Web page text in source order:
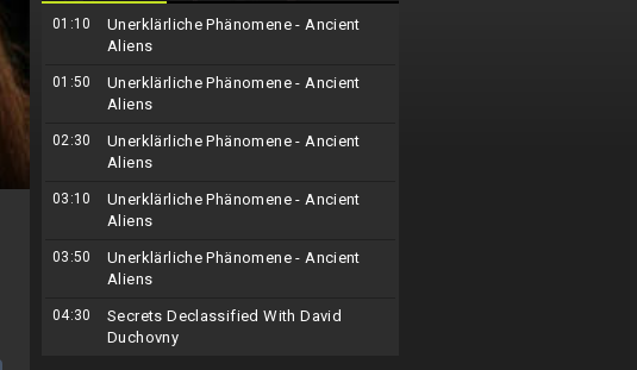
01:10
Unerklärliche Phänomene - Ancient
Aliens
01:50
Unerklärliche Phänomene - Ancient
Aliens
02:30
Unerklärliche Phänomene - Ancient
Aliens
03:10
Unerklärliche Phänomene - Ancient
Aliens
03:50
Unerklärliche Phänomene - Ancient
Aliens
04:30
Secrets Declassified With David
Duchovny